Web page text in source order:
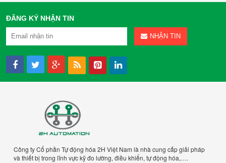
ĐĂNG KÝ NHẬN TIN
NHẬN TIN
Công ty Cổ phần Tự động hóa 2H Việt Nam là nhà cung cấp giải pháp
và thiết bị trong lĩnh vực kỹ đo lường, điều khiển, tự động hóa,….